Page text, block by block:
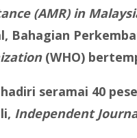
(AMR) in
Bahagian
(WHO)
seramai 40
Independent